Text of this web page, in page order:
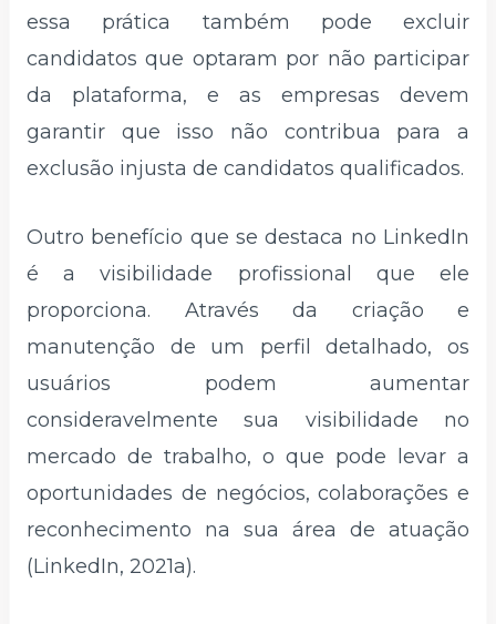
essa prática também pode excluir
candidatos que optaram por não participar
da plataforma, e as empresas devem
garantir que isso não contribua para a
exclusão injusta de candidatos qualificados.
Outro benefício que se destaca no LinkedIn
é a visibilidade profissional que ele
proporciona. Através da criação e
manutenção de um perfil detalhado, os
usuários podem aumentar
consideravelmente sua visibilidade no
mercado de trabalho, o que pode levar a
oportunidades de negócios, colaborações e
reconhecimento na sua área de atuação
(LinkedIn, 2021a).